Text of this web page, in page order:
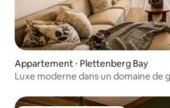
Appartement ⋅ Plettenberg Bay
Luxe moderne dans un domaine de